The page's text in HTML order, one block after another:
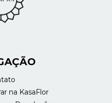
na KasaFlor